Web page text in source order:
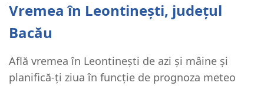
Vremea în Leontinești, județul
Bacău
Află vremea în Leontinești de azi și mâine și
planifică-ți ziua în funcție de prognoza meteo